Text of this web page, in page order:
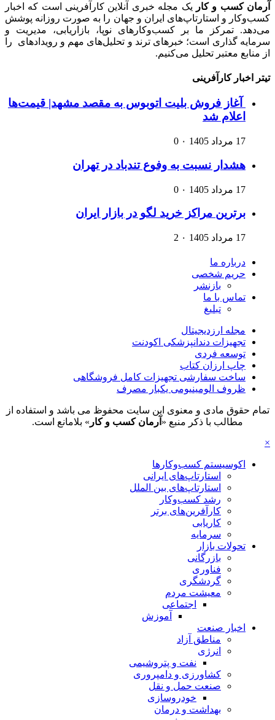
آرمان کسب و کار
یک مجله خبری آنلاین کارآفرینی است که اخبار
کسب‌وکار و استارتاپ‌های ایران و جهان را به صورت روزانه پوشش
می‌دهد. تمرکز ما بر کسب‌وکارهای نوپا، بازاریابی، مدیریت و
سرمایه گذاری است؛ خبرهای ترند و تحلیل‌های مهم و رویدادهای را
از منابع معتبر تحلیل می‌کنیم.
تیتر اخبار کارآفرینی
آغاز فروش بلیت اتوبوس به مقصد مشهد| قیمت‌ها
اعلام شد
17 مرداد 1405 ۰ 0
هشدار نسبت به وفوع تندباد در تهران
17 مرداد 1405 ۰ 0
برترین مراکز خرید لگو در بازار ایران
17 مرداد 1405 ۰ 2
درباره ما
حریم شخصی
بازنشر
تماس با ما
تبلیغ
مجله ارزدیجیتال
تجهیزات دندانپزشکی اکودنت
توسعه فردی
چاپ ارزان کتاب
ساخت سفارشی تجهیزات کامل فروشگاهی
ظروف الومینیومی یکبار مصرف
تمام حقوق مادی و معنوی این سایت محفوظ می باشد و استفاده از
مطالب با ذکر منبع « آرمان کسب و کار » بلامانع است.
×
اکوسیستم کسب‌وکارها
استارتاپ‌های ایرانی
استارتاپ‌های بین الملل
رشد کسب‌وکار
کارآفرین‌های برتر
کاریابی
سرمایه
تحولات بازار
بازرگانی
فناوری
گردشگری
معیشت مردم
اجتماعی
آموزش
اخبار صنعت
مناطق آزاد
انرژی
نفت و پتروشیمی
کشاورزی و دامپروری
صنعت حمل و نقل
خودروسازی
بهداشت و درمان